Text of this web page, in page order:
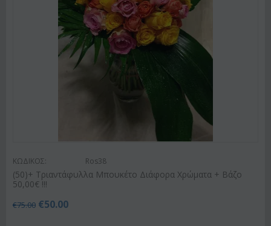
ΚΩΔΙΚΟΣ: Ros38
(50)+ Τριαντάφυλλα Μπουκέτο Διάφορα Χρώματα + Βάζο
50,00€ !!!
€75.00 €50.00